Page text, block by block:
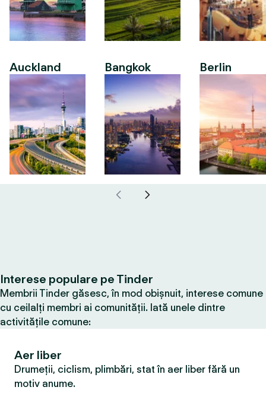
Auckland Bangkok Berlin
Interese populare pe Tinder
Membrii Tinder găsesc, în mod obișnuit, interese comune
cu ceilalți membri ai comunității. Iată unele dintre
activitățile comune:
Aer liber
Drumeții, ciclism, plimbări, stat în aer liber fără un
motiv anume.